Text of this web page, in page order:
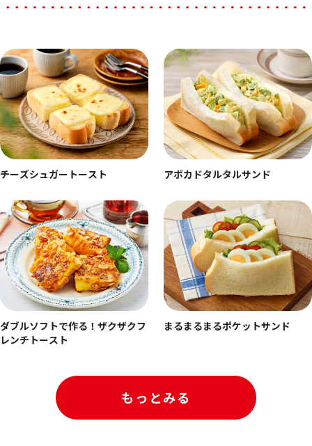
チーズシュガートースト アボカドタルタルサンド
ダブルソフトで作る！ザクザクフ
レンチトースト
まるまるまるポケットサンド
もっとみる